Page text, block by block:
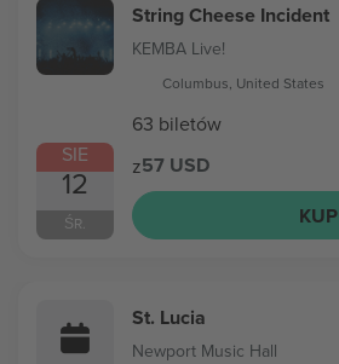
SIE
12
ŚR.
String Cheese Incident
KEMBA Live!
Columbus, United States
63 biletów
z57 USD
KUP
St. Lucia
Newport Music Hall